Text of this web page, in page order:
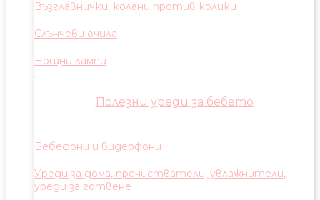
Възглавнички, колани против колики
Слънчеви очила
Нощни лампи
Полезни уреди за бебето
Бебефони и видеофони
Уреди за дома, пречистватели, увлажнители,
уреди за готвене